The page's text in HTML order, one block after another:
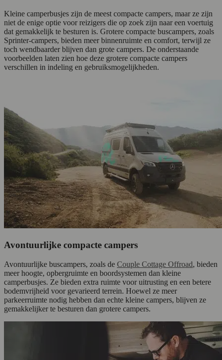
Kleine camperbusjes zijn de meest compacte campers, maar ze zijn
niet de enige optie voor reizigers die op zoek zijn naar een voertuig
dat gemakkelijk te besturen is. Grotere compacte buscampers, zoals
Sprinter-campers, bieden meer binnenruimte en comfort, terwijl ze
toch wendbaarder blijven dan grote campers. De onderstaande
voorbeelden laten zien hoe deze grotere compacte campers
verschillen in indeling en gebruiksmogelijkheden.
Avontuurlijke compacte campers
Avontuurlijke buscampers, zoals de Couple Cottage Offroad, bieden
meer hoogte, opbergruimte en boordsystemen dan kleine
camperbusjes. Ze bieden extra ruimte voor uitrusting en een betere
bodemvrijheid voor gevarieerd terrein. Hoewel ze meer
parkeerruimte nodig hebben dan echte kleine campers, blijven ze
gemakkelijker te besturen dan grotere campers.